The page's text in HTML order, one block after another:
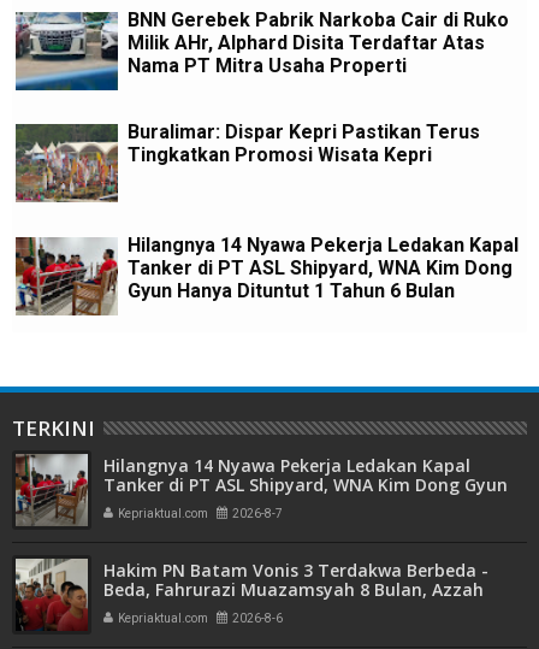
BNN Gerebek Pabrik Narkoba Cair di Ruko
Milik AHr, Alphard Disita Terdaftar Atas
Nama PT Mitra Usaha Properti
Buralimar: Dispar Kepri Pastikan Terus
Tingkatkan Promosi Wisata Kepri
Hilangnya 14 Nyawa Pekerja Ledakan Kapal
Tanker di PT ASL Shipyard, WNA Kim Dong
Gyun Hanya Dituntut 1 Tahun 6 Bulan
TERKINI
Hilangnya 14 Nyawa Pekerja Ledakan Kapal
Tanker di PT ASL Shipyard, WNA Kim Dong Gyun
Hanya Dituntut 1 Tahun 6 Bulan
Kepriaktual.com 2026-8-7
Hakim PN Batam Vonis 3 Terdakwa Berbeda -
Beda, Fahrurazi Muazamsyah 8 Bulan, Azzah
Azzurah dan Risma Divonis 2 Tahun 6 Bulan
Kepriaktual.com 2026-8-6